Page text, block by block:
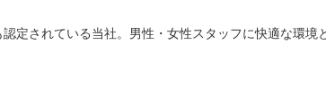
定されている当社。男性・女性スタッフに快適な環境